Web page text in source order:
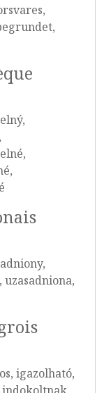
uzasadniona,
igazolható,